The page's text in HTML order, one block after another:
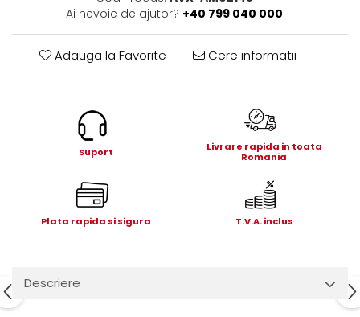
Mecanice
Hidraulice
Role, bucse si bolturi
Cilindru hidraulic si burduf
Mecanice
Pompe si motoare electrice
DAUTEL
Ai nevoie de ajutor? +40 799 040 000
Adauga la Favorite Cere informatii
Suport
Livrare rapida in toata
Romania
Plata rapida si sigura T.V.A. inclus
Descriere